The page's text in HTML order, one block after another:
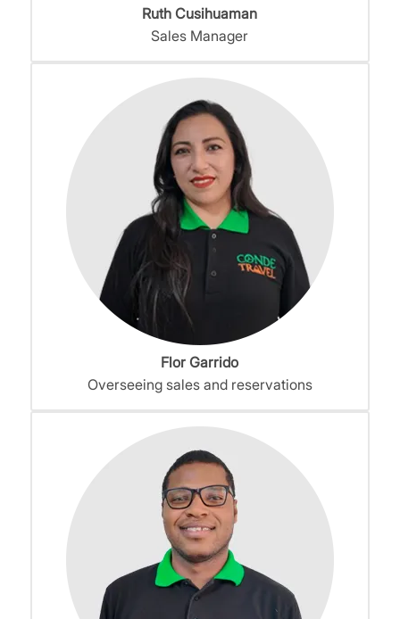
Ruth Cusihuaman
Sales Manager
Flor Garrido
Overseeing sales and reservations